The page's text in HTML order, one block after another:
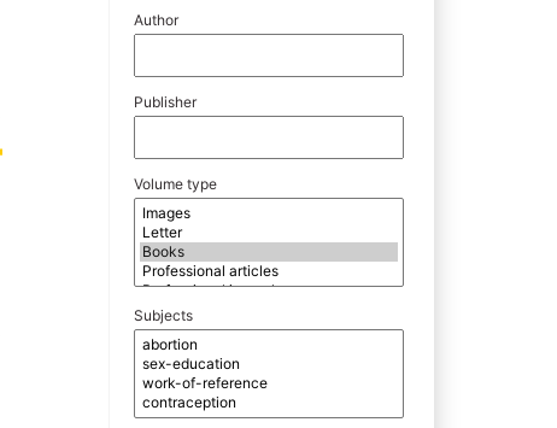
Author
Publisher
Volume type
Subjects